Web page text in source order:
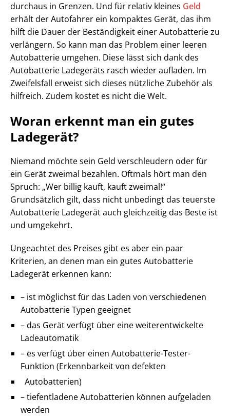
durchaus in Grenzen. Und für relativ kleines Geld
erhält der Autofahrer ein kompaktes Gerät, das ihm
hilft die Dauer der Beständigkeit einer Autobatterie zu
verlängern. So kann man das Problem einer leeren
Autobatterie umgehen. Diese lässt sich dank des
Autobatterie Ladegeräts rasch wieder aufladen. Im
Zweifelsfall erweist sich dieses nützliche Zubehör als
hilfreich. Zudem kostet es nicht die Welt.
Woran erkennt man ein gutes
Ladegerät?
Niemand möchte sein Geld verschleudern oder für
ein Gerät zweimal bezahlen. Oftmals hört man den
Spruch: „Wer billig kauft, kauft zweimal!“
Grundsätzlich gilt, dass nicht unbedingt das teuerste
Autobatterie Ladegerät auch gleichzeitig das Beste ist
und umgekehrt.
Ungeachtet des Preises gibt es aber ein paar
Kriterien, an denen man ein gutes Autobatterie
Ladegerät erkennen kann:
– ist möglichst für das Laden von verschiedenen
Autobatterie Typen geeignet
– das Gerät verfügt über eine weiterentwickelte
Ladeautomatik
– es verfügt über einen Autobatterie-Tester-
Funktion (Erkennbarkeit von defekten
Autobatterien)
– tiefentladene Autobatterien können aufgeladen
werden